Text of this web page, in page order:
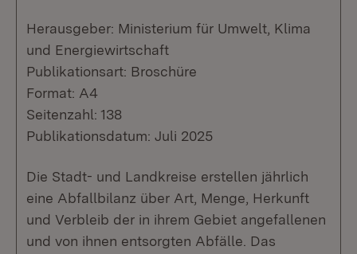
Herausgeber: Ministerium für Umwelt, Klima
und Energiewirtschaft
Publikationsart: Broschüre
Format: A4
Seitenzahl: 138
Publikationsdatum: Juli 2025
Die Stadt- und Landkreise erstellen jährlich
eine Abfallbilanz über Art, Menge, Herkunft
und Verbleib der in ihrem Gebiet angefallenen
und von ihnen entsorgten Abfälle. Das